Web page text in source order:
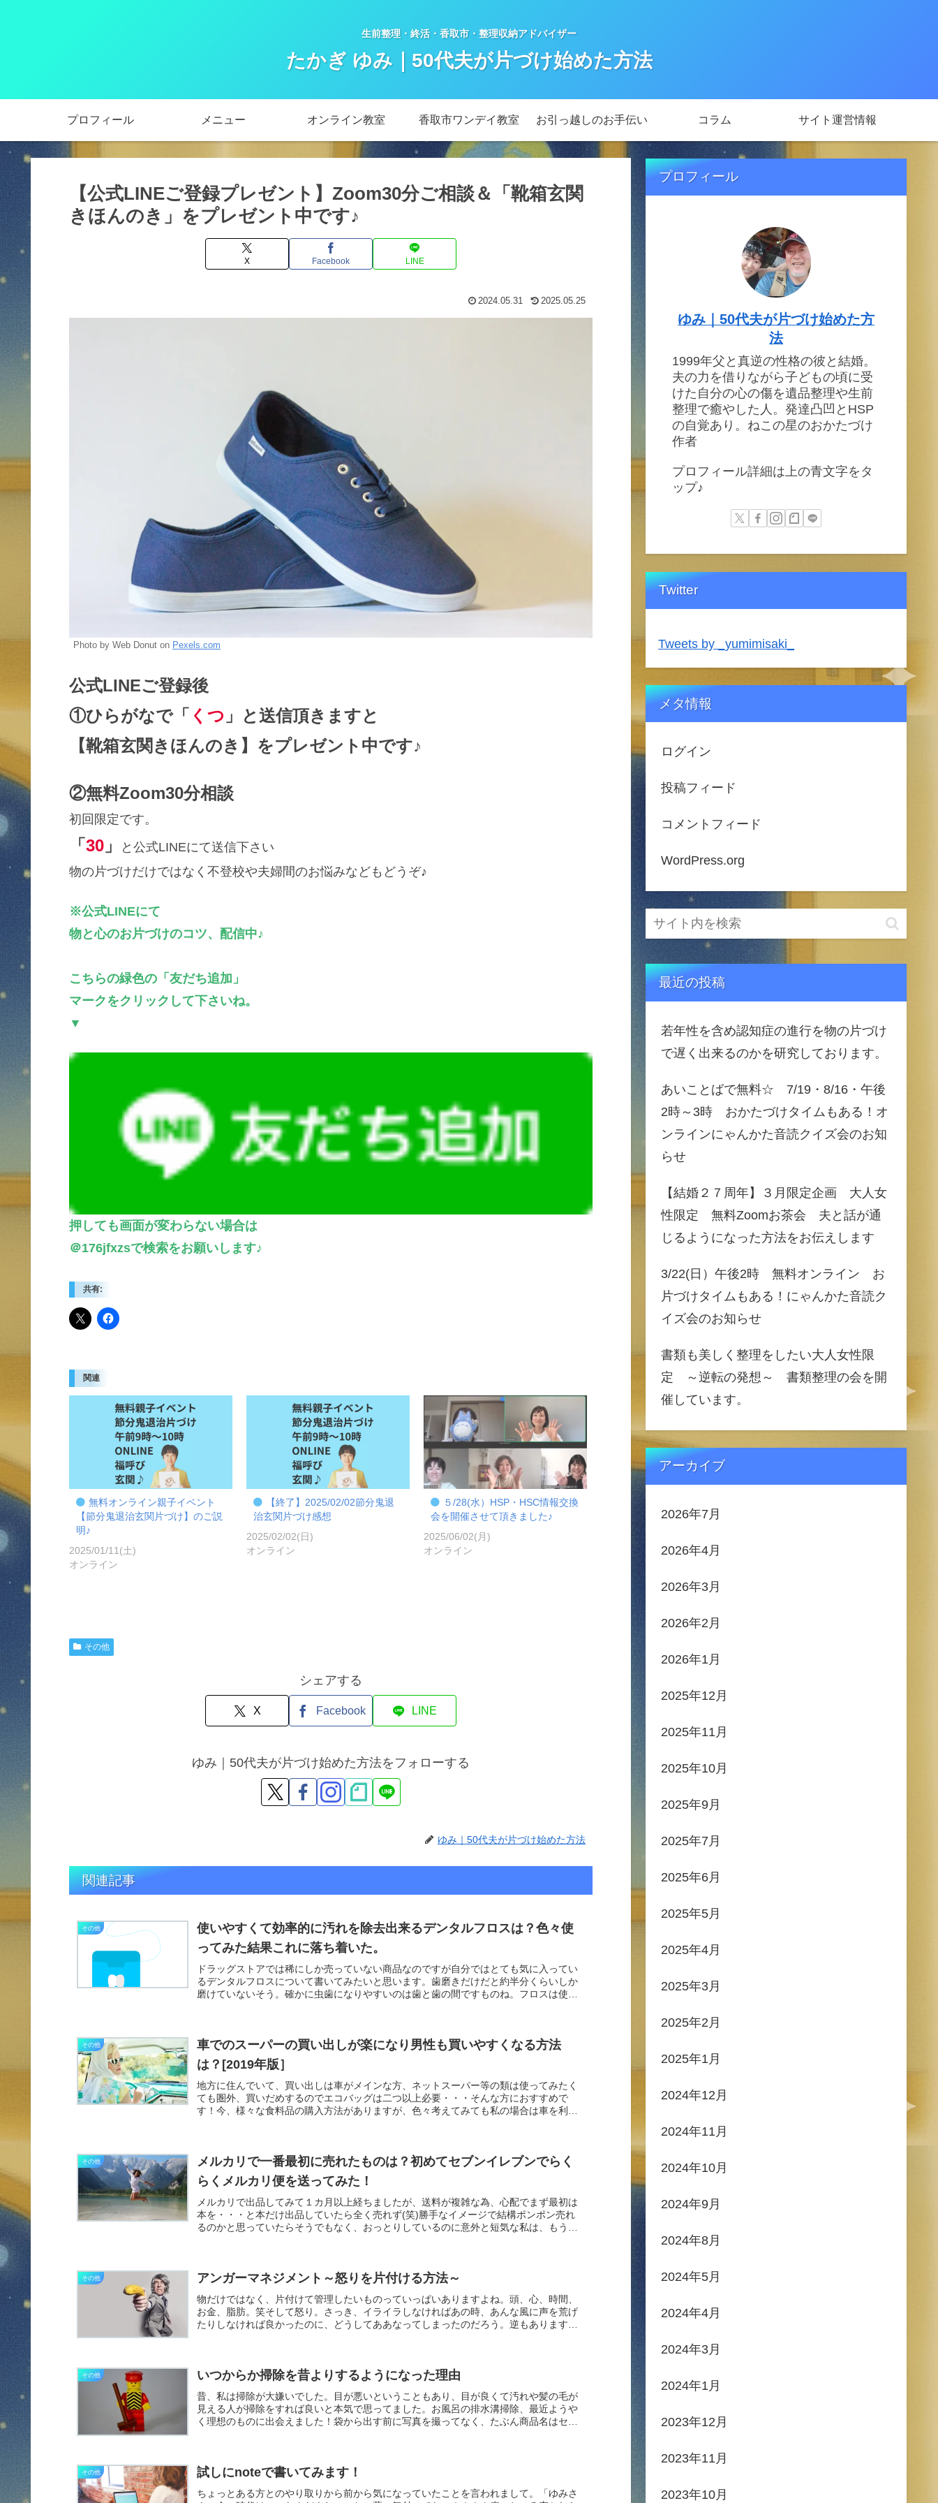
生前整理・終活・香取市・整理収納アドバイザー
たかぎ ゆみ｜50代夫が片づけ始めた方法
プロフィール メニュー オンライン教室 香取市ワンデイ教室 お引っ越しのお手伝い コラム サイト運営情報
【公式LINEご登録プレゼント】Zoom30分ご相談＆「靴箱玄関
きほんのき」をプレゼント中です♪
X Facebook LINE
2024.05.31 2025.05.25
Photo by Web Donut on Pexels.com
公式LINEご登録後
①ひらがなで「 くつ 」と送信頂きますと
【靴箱玄関きほんのき】をプレゼント中です♪
②無料Zoom30分相談
初回限定です。
「 30 」
と公式LINEにて送信下さい
物の片づけだけではなく不登校や夫婦間のお悩みなどもどうぞ♪
※公式LINEにて
物と心のお片づけのコツ、配信中♪
こちらの緑色の「友だち追加」
マークをクリックして下さいね。
▼
押しても画面が変わらない場合は
＠176jfxzsで検索をお願いします♪
共有:
関連
無料オンライン親子イベント
【節分鬼退治玄関片づけ】のご説
明♪
2025/01/11(土)
オンライン
【終了】2025/02/02節分鬼退
治玄関片づけ感想
2025/02/02(日)
オンライン
５/28(水）HSP・HSC情報交換
会を開催させて頂きました♪
2025/06/02(月)
オンライン
その他
シェアする
X Facebook LINE
ゆみ｜50代夫が片づけ始めた方法をフォローする
ゆみ｜50代夫が片づけ始めた方法
関連記事
その他
使いやすくて効率的に汚れを除去出来るデンタルフロスは？色々使
ってみた結果これに落ち着いた。
ドラッグストアでは稀にしか売っていない商品なのですが自分ではとても気に入ってい
るデンタルフロスについて書いてみたいと思います。歯磨きだけだと約半分くらいしか
磨けていないそう。確かに虫歯になりやすいのは歯と歯の間ですものね。フロスは使い
その他
車でのスーパーの買い出しが楽になり男性も買いやすくなる方法
は？[2019年版］
地方に住んでいて、買い出しは車がメインな方、ネットスーパー等の類は使ってみたく
ても圏外、買いだめするのでエコバッグは二つ以上必要・・・そんな方におすすめで
す！今、様々な食料品の購入方法がありますが、色々考えてみても私の場合は車を利用
その他
メルカリで一番最初に売れたものは？初めてセブンイレブンでらく
らくメルカリ便を送ってみた！
メルカリで出品してみて１カ月以上経ちましたが、送料が複雑な為、心配でまず最初は
本を・・・と本だけ出品していたら全く売れず(笑)勝手なイメージで結構ポンポン売れ
るのかと思っていたらそうでもなく、おっとりしているのに意外と短気な私は、もうメ
その他 アンガーマネジメント～怒りを片付ける方法～
物だけではなく、片付けて管理したいものっていっぱいありますよね。頭、心、時間、
お金、脂肪。笑そして怒り。さっき、イライラしなければあの時、あんな風に声を荒げ
たりしなければ良かったのに、どうしてああなってしまったのだろう。逆もありますよ
その他 いつからか掃除を昔よりするようになった理由
昔、私は掃除が大嫌いでした。目が悪いということもあり、目が良くて汚れや髪の毛が
見える人が掃除をすれば良いと本気で思ってました。お風呂の排水溝掃除、最近ようや
く理想のものに出会えました！袋から出す前に写真を撮ってなく、たぶん商品名はセリ
その他 試しにnoteで書いてみます！
ちょっとある方とのやり取りから前から気になっていたことを言われまして。「ゆみさ
プロフィール
ゆみ｜50代夫が片づけ始めた方
法
1999年父と真逆の性格の彼と結婚。
夫の力を借りながら子どもの頃に受
けた自分の心の傷を遺品整理や生前
整理で癒やした人。発達凸凹とHSP
の自覚あり。ねこの星のおかたづけ
作者
プロフィール詳細は上の青文字をタ
ップ♪
Twitter
Tweets by _yumimisaki_
メタ情報
ログイン
投稿フィード
コメントフィード
WordPress.org
最近の投稿
若年性を含め認知症の進行を物の片づけ
で遅く出来るのかを研究しております。
あいことばで無料☆ 7/19・8/16・午後
2時～3時 おかたづけタイムもある！オ
ンラインにゃんかた音読クイズ会のお知
らせ
【結婚２７周年】３月限定企画 大人女
性限定 無料Zoomお茶会 夫と話が通
じるようになった方法をお伝えします
3/22(日）午後2時 無料オンライン お
片づけタイムもある！にゃんかた音読ク
イズ会のお知らせ
書類も美しく整理をしたい大人女性限
定 ～逆転の発想～ 書類整理の会を開
催しています。
アーカイブ
2026年7月
2026年4月
2026年3月
2026年2月
2026年1月
2025年12月
2025年11月
2025年10月
2025年9月
2025年7月
2025年6月
2025年5月
2025年4月
2025年3月
2025年2月
2025年1月
2024年12月
2024年11月
2024年10月
2024年9月
2024年8月
2024年5月
2024年4月
2024年3月
2024年1月
2023年12月
2023年11月
2023年10月